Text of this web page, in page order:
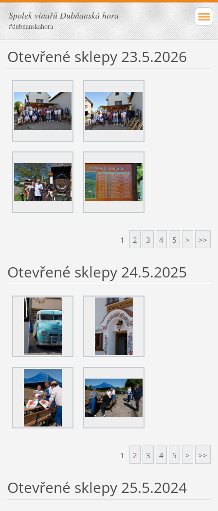
Spolek vinařů Dubňanská hora
#dubnanskahora
Otevřené sklepy 23.5.2026
1 2 3 4 5 > >>
Otevřené sklepy 24.5.2025
1 2 3 4 5 > >>
Otevřené sklepy 25.5.2024